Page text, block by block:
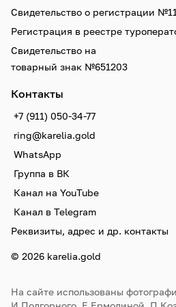
Свидетельство о регистрации
Регистрация в реестре
Свидетельство на
товарный знак №651203
Контакты
+7 (911) 050-34-77
ring@karelia.gold
WhatsApp
Группа в ВК
Канал на YouTube
Канал в Telegram
Реквизиты, адрес и др. контакты
© 2026 karelia.gold
На сайте использованы